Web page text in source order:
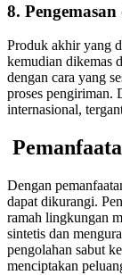
8.
Produk akhir yang
kemudian dikemas
dengan cara yang
proses pengiriman.
internasional,
Dengan
dapat dikurangi.
ramah lingkungan
sintetis dan
pengolahan sabut
menciptakan